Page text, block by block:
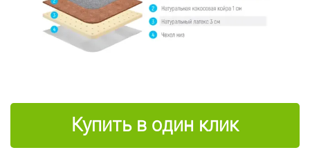
Купить в один клик